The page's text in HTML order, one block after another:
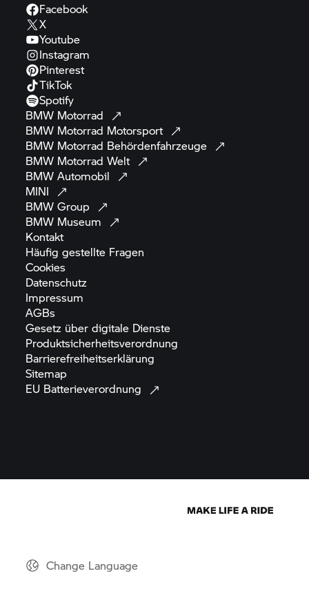
Facebook
X
Youtube
Instagram
Pinterest
TikTok
Spotify
BMW Motorrad
BMW Motorrad Motorsport
BMW Motorrad Behördenfahrzeuge
BMW Motorrad Welt
BMWAutomobil
MINI
BMWGroup
BMW Museum
Kontakt
Häufig gestellte Fragen
Cookies
Datenschutz
Impressum
AGBs
Gesetz über digitale Dienste
Produktsicherheitsverordnung
Barrierefreiheitserklärung
Sitemap
EU Batterieverordnung
Change Language